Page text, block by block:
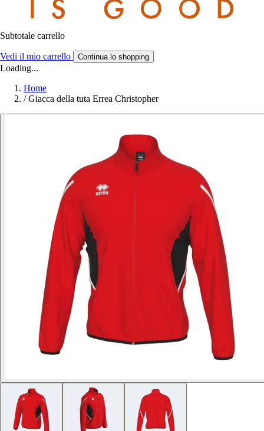
Subtotale carrello
Vedi il mio carrello Continua lo shopping
Loading...
Home
/ Giacca della tuta Errea Christopher